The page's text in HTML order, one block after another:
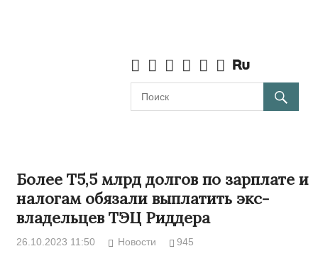
Более Т5,5 млрд долгов по зарплате и
налогам обязали выплатить экс-
владельцев ТЭЦ Риддера
26.10.2023 11:50 Новости 945